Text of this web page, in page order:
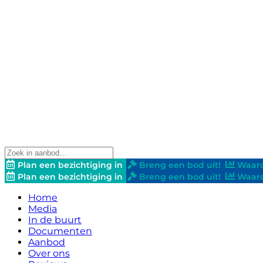
Plan een bezichtiging in Breng een bod uit!
Plan een bezichtiging in
Breng een bod uit!
Home
Media
In de buurt
Documenten
Aanbod
Over ons